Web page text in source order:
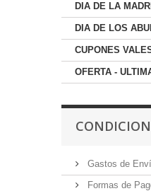
DIA DE LA
DIA DE LOS
CUPONES
OFERTA -
Gastos de
Formas de